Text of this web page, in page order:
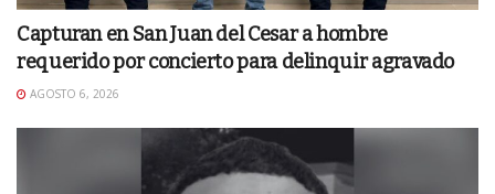
Capturan en San Juan del Cesar a hombre
requerido por concierto para delinquir agravado
AGOSTO 6, 2026